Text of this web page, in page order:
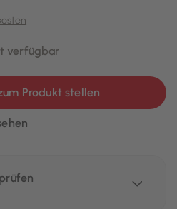
verfügbar
Produkt stellen